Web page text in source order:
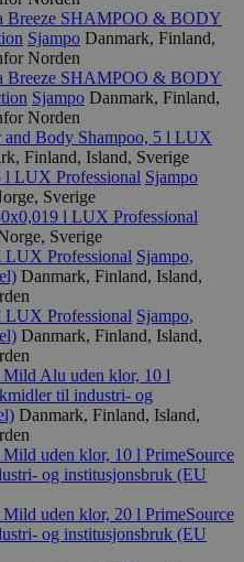
Breeze SHAMPOO & BODY
Sjampo Danmark, Finland,
Norden
Breeze SHAMPOO & BODY
Sjampo Danmark, Finland,
Norden
Body Shampoo, 5 l LUX
Finland, Island, Sverige
l LUX Professional Sjampo
Sverige
l LUX Professional
Sverige
LUX Professional Sjampo,
Danmark, Finland, Island,
LUX Professional Sjampo,
Danmark, Finland, Island,
Mild Alu uden klor, 10 l
til industri- og
Danmark, Finland, Island,
Mild uden klor, 10 l PrimeSource
og institusjonsbruk (EU
Mild uden klor, 20 l PrimeSource
og institusjonsbruk (EU